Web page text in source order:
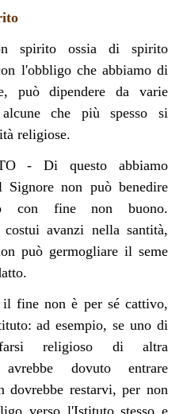
spirito ossia di spirito
l'obbligo che abbiamo di
può dipendere da varie
che più spesso si
religiose.
- Di questo abbiamo
Signore non può benedire
con fine non buono.
avanzi nella santità,
può germogliare il seme
il fine non è per sé cattivo,
ad esempio, se uno di
religioso di altra
dovuto entrare
dovrebbe restarvi, per non
verso l'Istituto stesso e